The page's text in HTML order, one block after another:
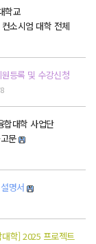
학교
소시엄 대학 전체
등록 및 수강신청
합대학 사업단
문
명서
학] 2025 프로젝트